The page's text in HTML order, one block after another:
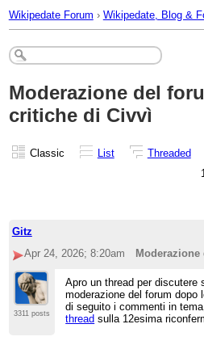
Wikipedate Forum › Wikipedate, Blog &
Moderazione del
critiche di Civvì
Classic List
Threaded
Gitz
Apr 24, 2026; 8:20am
3311 posts
Apro un thread per discutere
moderazione del forum dopo
di seguito i commenti in
thread sulla 12esima